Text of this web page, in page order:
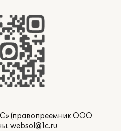
(правопреемник ООО
websol@1c.ru